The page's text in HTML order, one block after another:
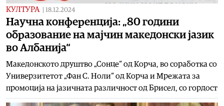
КУЛТУРА 18.12.2024
Научна конференција: „80 години
образование на мајчин македонски јазик
во Албанија“
Македонското друштво „Сонце“ од Корча, во соработка со
Универзитетот „Фан С. Ноли“ од Корча и Мрежата за
промоција на јазичната различност од Брисел, со гордост